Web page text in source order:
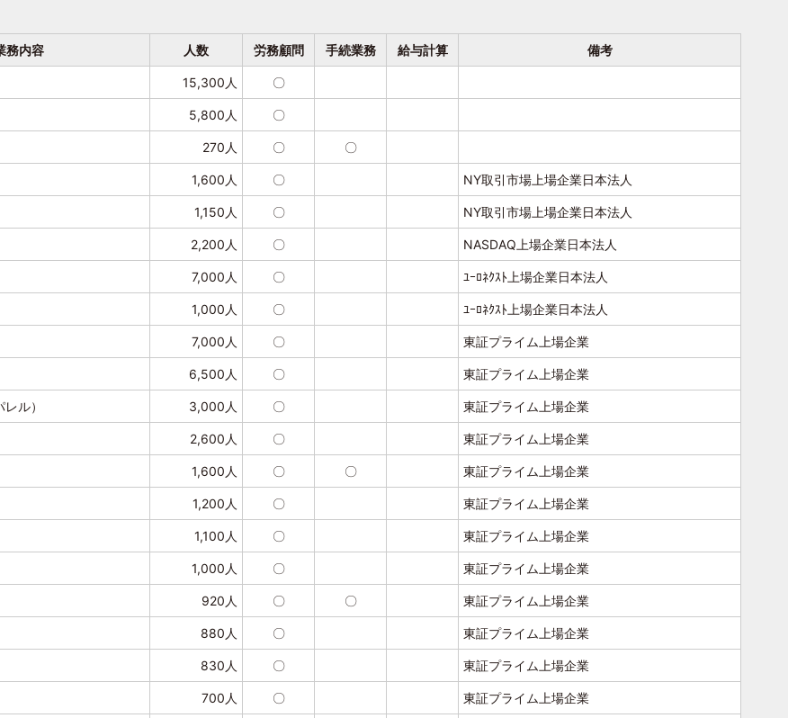
務内容 人数 労務顧問 手続業務 給与計算 備考
15,300人 〇
5,800人 〇
270人 〇 〇
1,600人 〇 NY取引市場上場企業日本法人
1,150人 〇 NY取引市場上場企業日本法人
2,200人 〇 NASDAQ上場企業日本法人
7,000人 〇 ﾕｰﾛﾈｸｽﾄ上場企業日本法人
1,000人 〇 ﾕｰﾛﾈｸｽﾄ上場企業日本法人
7,000人 〇 東証プライム上場企業
6,500人 〇 東証プライム上場企業
ル） 3,000人 〇 東証プライム上場企業
2,600人 〇 東証プライム上場企業
1,600人 〇 〇 東証プライム上場企業
1,200人 〇 東証プライム上場企業
1,100人 〇 東証プライム上場企業
1,000人 〇 東証プライム上場企業
920人 〇 〇 東証プライム上場企業
880人 〇 東証プライム上場企業
830人 〇 東証プライム上場企業
700人 〇 東証プライム上場企業